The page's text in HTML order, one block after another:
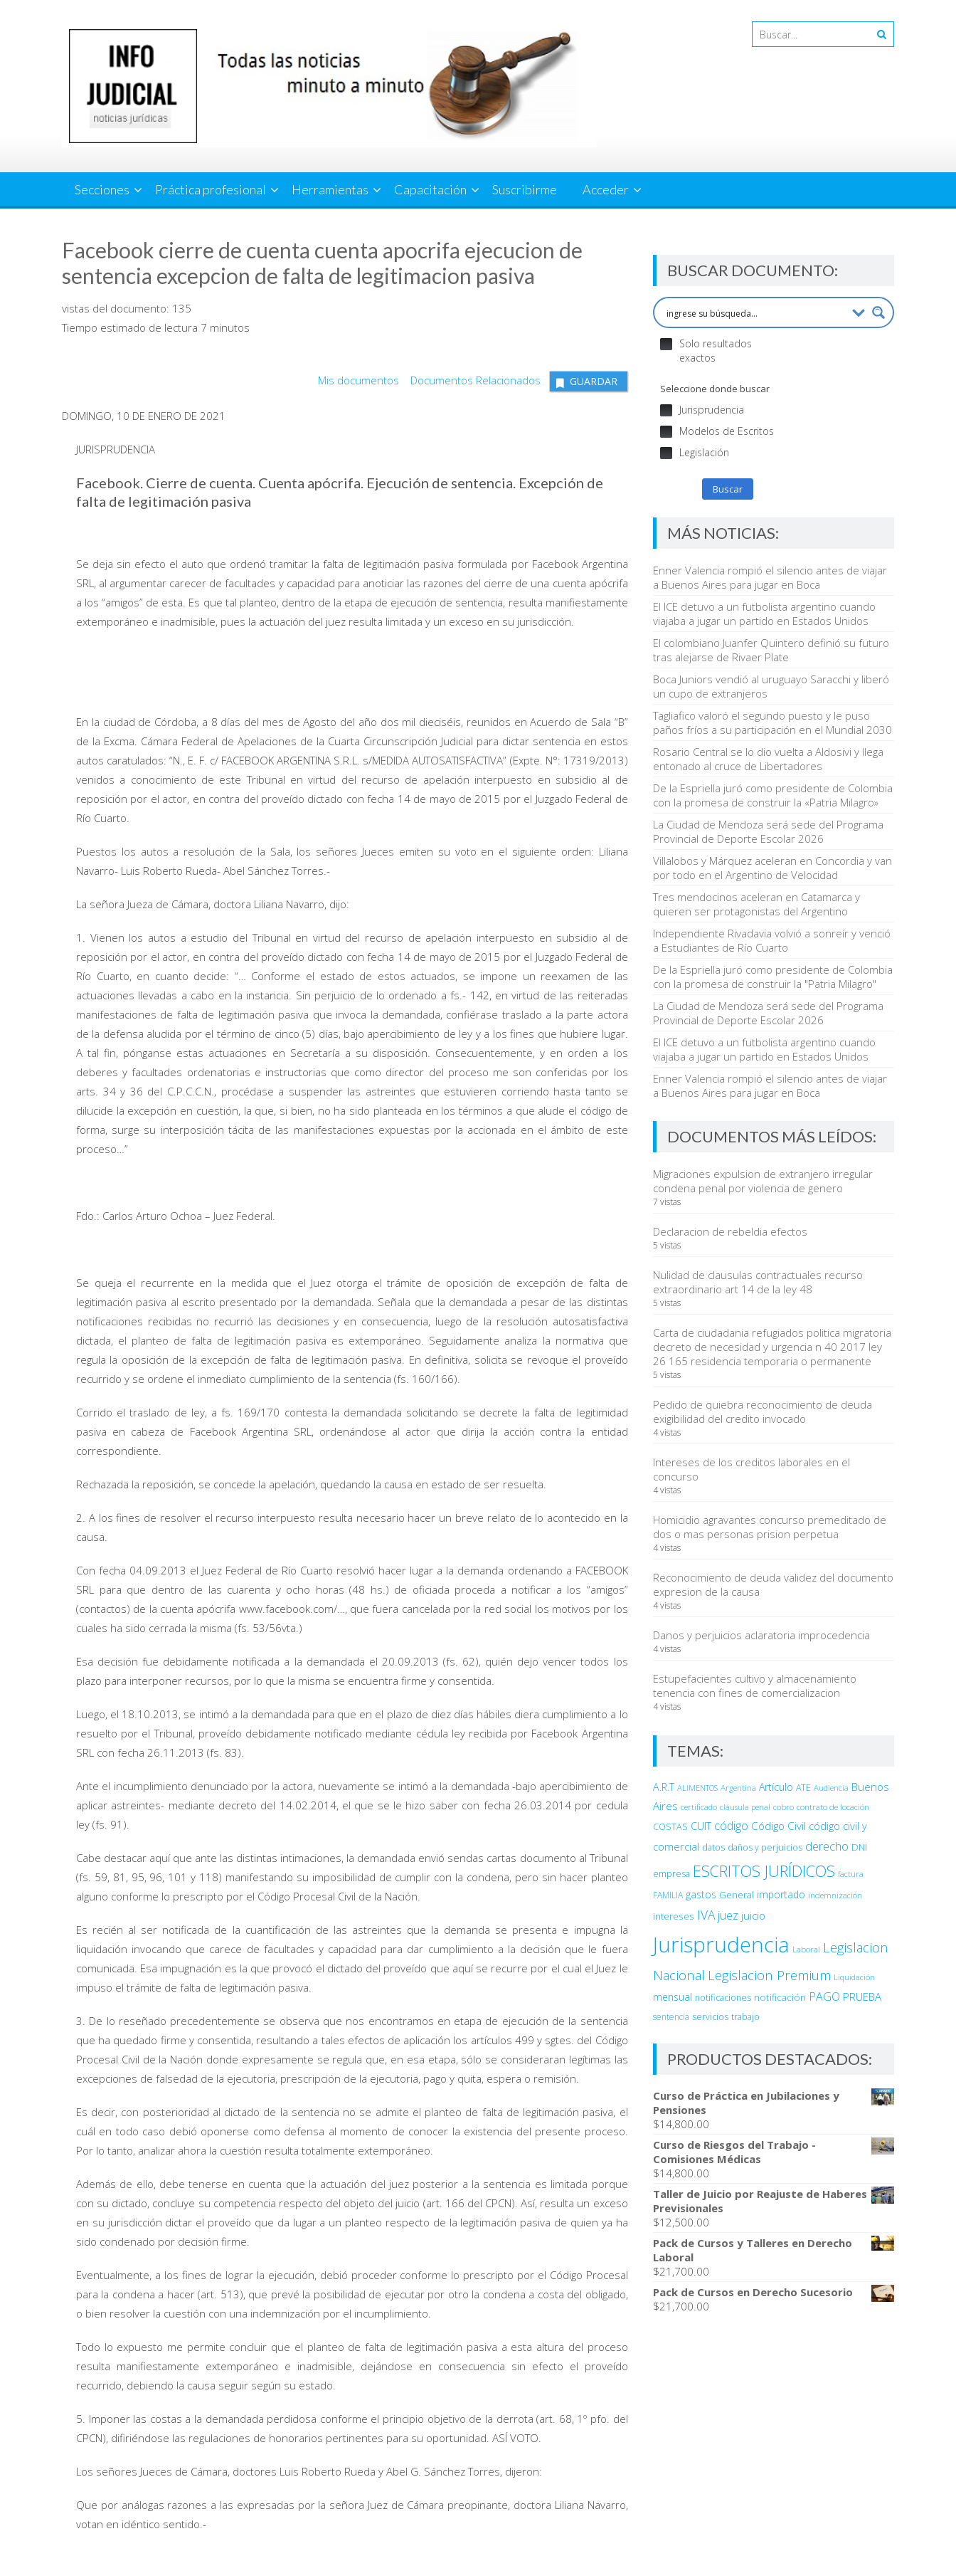
Secciones Práctica profesional Herramientas Capacitación Suscribirme Acceder
Facebook cierre de cuenta cuenta apocrifa ejecucion de
sentencia excepcion de falta de legitimacion pasiva
vistas del documento: 135
Tiempo estimado de lectura 7 minutos
Mis documentos Documentos Relacionados GUARDAR
DOMINGO, 10 DE ENERO DE 2021
JURISPRUDENCIA
Facebook. Cierre de cuenta. Cuenta apócrifa. Ejecución de sentencia. Excepción de
falta de legitimación pasiva
Se deja sin efecto el auto que ordenó tramitar la falta de legitimación pasiva formulada por Facebook Argentina
SRL, al argumentar carecer de facultades y capacidad para anoticiar las razones del cierre de una cuenta apócrifa
a los “amigos” de esta. Es que tal planteo, dentro de la etapa de ejecución de sentencia, resulta manifiestamente
extemporáneo e inadmisible, pues la actuación del juez resulta limitada y un exceso en su jurisdicción.
En la ciudad de Córdoba, a 8 días del mes de Agosto del año dos mil dieciséis, reunidos en Acuerdo de Sala “B”
de la Excma. Cámara Federal de Apelaciones de la Cuarta Circunscripción Judicial para dictar sentencia en estos
autos caratulados: “N., E. F. c/ FACEBOOK ARGENTINA S.R.L. s/MEDIDA AUTOSATISFACTIVA” (Expte. N°: 17319/2013)
venidos a conocimiento de este Tribunal en virtud del recurso de apelación interpuesto en subsidio al de
reposición por el actor, en contra del proveído dictado con fecha 14 de mayo de 2015 por el Juzgado Federal de
Río Cuarto.
Puestos los autos a resolución de la Sala, los señores Jueces emiten su voto en el siguiente orden: Liliana
Navarro- Luis Roberto Rueda- Abel Sánchez Torres.-
La señora Jueza de Cámara, doctora Liliana Navarro, dijo:
1. Vienen los autos a estudio del Tribunal en virtud del recurso de apelación interpuesto en subsidio al de
reposición por el actor, en contra del proveído dictado con fecha 14 de mayo de 2015 por el Juzgado Federal de
Río Cuarto, en cuanto decide: “… Conforme el estado de estos actuados, se impone un reexamen de las
actuaciones llevadas a cabo en la instancia. Sin perjuicio de lo ordenado a fs.- 142, en virtud de las reiteradas
manifestaciones de falta de legitimación pasiva que invoca la demandada, confiérase traslado a la parte actora
de la defensa aludida por el término de cinco (5) días, bajo apercibimiento de ley y a los fines que hubiere lugar.
A tal fin, pónganse estas actuaciones en Secretaría a su disposición. Consecuentemente, y en orden a los
deberes y facultades ordenatorias e instructorias que como director del proceso me son conferidas por los
arts. 34 y 36 del C.P.C.C.N., procédase a suspender las astreintes que estuvieren corriendo hasta tanto se
dilucide la excepción en cuestión, la que, si bien, no ha sido planteada en los términos a que alude el código de
forma, surge su interposición tácita de las manifestaciones expuestas por la accionada en el ámbito de este
proceso…”
Fdo.: Carlos Arturo Ochoa – Juez Federal.
Se queja el recurrente en la medida que el Juez otorga el trámite de oposición de excepción de falta de
legitimación pasiva al escrito presentado por la demandada. Señala que la demandada a pesar de las distintas
notificaciones recibidas no recurrió las decisiones y en consecuencia, luego de la resolución autosatisfactiva
dictada, el planteo de falta de legitimación pasiva es extemporáneo. Seguidamente analiza la normativa que
regula la oposición de la excepción de falta de legitimación pasiva. En definitiva, solicita se revoque el proveído
recurrido y se ordene el inmediato cumplimiento de la sentencia (fs. 160/166).
Corrido el traslado de ley, a fs. 169/170 contesta la demandada solicitando se decrete la falta de legitimidad
pasiva en cabeza de Facebook Argentina SRL, ordenándose al actor que dirija la acción contra la entidad
correspondiente.
Rechazada la reposición, se concede la apelación, quedando la causa en estado de ser resuelta.
2. A los fines de resolver el recurso interpuesto resulta necesario hacer un breve relato de lo acontecido en la
causa.
Con fecha 04.09.2013 el Juez Federal de Río Cuarto resolvió hacer lugar a la demanda ordenando a FACEBOOK
SRL para que dentro de las cuarenta y ocho horas (48 hs.) de oficiada proceda a notificar a los “amigos”
(contactos) de la cuenta apócrifa www.facebook.com/…, que fuera cancelada por la red social los motivos por los
cuales ha sido cerrada la misma (fs. 53/56vta.)
Esa decisión fue debidamente notificada a la demandada el 20.09.2013 (fs. 62), quién dejo vencer todos los
plazo para interponer recursos, por lo que la misma se encuentra firme y consentida.
Luego, el 18.10.2013, se intimó a la demandada para que en el plazo de diez días hábiles diera cumplimiento a lo
resuelto por el Tribunal, proveído debidamente notificado mediante cédula ley recibida por Facebook Argentina
SRL con fecha 26.11.2013 (fs. 83).
Ante el incumplimiento denunciado por la actora, nuevamente se intimó a la demandada -bajo apercibimiento de
aplicar astreintes- mediante decreto del 14.02.2014, el que se le hizo saber con fecha 26.03.2014 por cedula
ley (fs. 91).
Cabe destacar aquí que ante las distintas intimaciones, la demandada envió sendas cartas documento al Tribunal
(fs. 59, 81, 95, 96, 101 y 118) manifestando su imposibilidad de cumplir con la condena, pero sin hacer planteo
alguno conforme lo prescripto por el Código Procesal Civil de la Nación.
Es recién al ser notificada de la cuantificación de las astreintes que la demanda se presenta e impugna la
liquidación invocando que carece de facultades y capacidad para dar cumplimiento a la decisión que le fuera
comunicada. Esa impugnación es la que provocó el dictado del proveído que aquí se recurre por el cual el Juez le
impuso el trámite de falta de legitimación pasiva.
3. De lo reseñado precedentemente se observa que nos encontramos en etapa de ejecución de la sentencia
que ha quedado firme y consentida, resultando a tales efectos de aplicación los artículos 499 y sgtes. del Código
Procesal Civil de la Nación donde expresamente se regula que, en esa etapa, sólo se consideraran legítimas las
excepciones de falsedad de la ejecutoria, prescripción de la ejecutoria, pago y quita, espera o remisión.
Es decir, con posterioridad al dictado de la sentencia no se admite el planteo de falta de legitimación pasiva, el
cuál en todo caso debió oponerse como defensa al momento de conocer la existencia del presente proceso.
Por lo tanto, analizar ahora la cuestión resulta totalmente extemporáneo.
Además de ello, debe tenerse en cuenta que la actuación del juez posterior a la sentencia es limitada porque
con su dictado, concluye su competencia respecto del objeto del juicio (art. 166 del CPCN). Así, resulta un exceso
en su jurisdicción dictar el proveído que da lugar a un planteo respecto de la legitimación pasiva de quien ya ha
sido condenado por decisión firme.
Eventualmente, a los fines de lograr la ejecución, debió proceder conforme lo prescripto por el Código Procesal
para la condena a hacer (art. 513), que prevé la posibilidad de ejecutar por otro la condena a costa del obligado,
o bien resolver la cuestión con una indemnización por el incumplimiento.
Todo lo expuesto me permite concluir que el planteo de falta de legitimación pasiva a esta altura del proceso
resulta manifiestamente extemporáneo e inadmisible, dejándose en consecuencia sin efecto el proveído
recurrido, debiendo la causa seguir según su estado.
5. Imponer las costas a la demandada perdidosa conforme el principio objetivo de la derrota (art. 68, 1º pfo. del
CPCN), difiriéndose las regulaciones de honorarios pertinentes para su oportunidad. ASÍ VOTO.
Los señores Jueces de Cámara, doctores Luis Roberto Rueda y Abel G. Sánchez Torres, dijeron:
Que por análogas razones a las expresadas por la señora Juez de Cámara preopinante, doctora Liliana Navarro,
votan en idéntico sentido.-
BUSCAR DOCUMENTO:
Solo resultados
exactos
Seleccione donde buscar
Jurisprudencia
Modelos de Escritos
Legislación
Buscar
MÁS NOTICIAS:
Enner Valencia rompió el silencio antes de viajar
a Buenos Aires para jugar en Boca
El ICE detuvo a un futbolista argentino cuando
viajaba a jugar un partido en Estados Unidos
El colombiano Juanfer Quintero definió su futuro
tras alejarse de Rivaer Plate
Boca Juniors vendió al uruguayo Saracchi y liberó
un cupo de extranjeros
Tagliafico valoró el segundo puesto y le puso
paños fríos a su participación en el Mundial 2030
Rosario Central se lo dio vuelta a Aldosivi y llega
entonado al cruce de Libertadores
De la Espriella juró como presidente de Colombia
con la promesa de construir la «Patria Milagro»
La Ciudad de Mendoza será sede del Programa
Provincial de Deporte Escolar 2026
Villalobos y Márquez aceleran en Concordia y van
por todo en el Argentino de Velocidad
Tres mendocinos aceleran en Catamarca y
quieren ser protagonistas del Argentino
Independiente Rivadavia volvió a sonreír y venció
a Estudiantes de Río Cuarto
De la Espriella juró como presidente de Colombia
con la promesa de construir la "Patria Milagro"
La Ciudad de Mendoza será sede del Programa
Provincial de Deporte Escolar 2026
El ICE detuvo a un futbolista argentino cuando
viajaba a jugar un partido en Estados Unidos
Enner Valencia rompió el silencio antes de viajar
a Buenos Aires para jugar en Boca
DOCUMENTOS MÁS LEÍDOS:
Migraciones expulsion de extranjero irregular
condena penal por violencia de genero
7 vistas
Declaracion de rebeldia efectos
5 vistas
Nulidad de clausulas contractuales recurso
extraordinario art 14 de la ley 48
5 vistas
Carta de ciudadania refugiados politica migratoria
decreto de necesidad y urgencia n 40 2017 ley
26 165 residencia temporaria o permanente
5 vistas
Pedido de quiebra reconocimiento de deuda
exigibilidad del credito invocado
4 vistas
Intereses de los creditos laborales en el
concurso
4 vistas
Homicidio agravantes concurso premeditado de
dos o mas personas prision perpetua
4 vistas
Reconocimiento de deuda validez del documento
expresion de la causa
4 vistas
Danos y perjuicios aclaratoria improcedencia
4 vistas
Estupefacientes cultivo y almacenamiento
tenencia con fines de comercializacion
4 vistas
TEMAS:
A.R.T ALIMENTOS Argentina Artículo ATE Audiencia Buenos
Aires certificado cláusula penal cobro contrato de locación
COSTAS CUIT código Código Civil código civil y
comercial datos daños y perjuicios derecho DNI
empresa ESCRITOS JURÍDICOS factura
FAMILIA gastos General importado indemnización
intereses IVA juez juicio
Jurisprudencia Laboral Legislacion
Nacional Legislacion Premium Liquidación
mensual notificaciones notificación PAGO PRUEBA
sentencia servicios trabajo
PRODUCTOS DESTACADOS:
Curso de Práctica en Jubilaciones y
Pensiones
$14,800.00
Curso de Riesgos del Trabajo -
Comisiones Médicas
$14,800.00
Taller de Juicio por Reajuste de Haberes
Previsionales
$12,500.00
Pack de Cursos y Talleres en Derecho
Laboral
$21,700.00
Pack de Cursos en Derecho Sucesorio
$21,700.00